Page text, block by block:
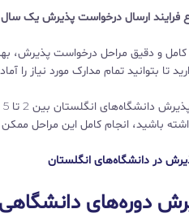
فرایند ارسال درخواست پذیرش یک
کامل و دقیق مراحل درخواست پذیرش،
بتوانید تمام مدارک مورد نیاز را
انجام کامل این مراحل ممکن است تا 11 ماه
در دانشگاه‌های انگلستان
دانشگاهی 2026